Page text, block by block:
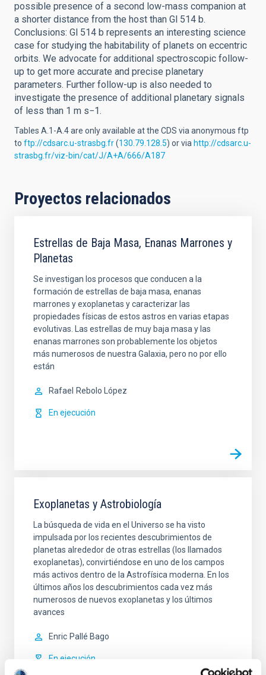
possible presence of a second low-mass companion at
a shorter distance from the host than Gl 514 b.
Conclusions: Gl 514 b represents an interesting science
case for studying the habitability of planets on eccentric
orbits. We advocate for additional spectroscopic follow-
up to get more accurate and precise planetary
parameters. Further follow-up is also needed to
investigate the presence of additional planetary signals
of less than 1 m s−1.
Tables A.1-A.4 are only available at the CDS via anonymous ftp
to ftp://cdsarc.u-strasbg.fr(130.79.128.5) or via http://cdsarc.u-
strasbg.fr/viz-bin/cat/J/A+A/666/A187
Proyectos relacionados
Estrellas de Baja Masa, Enanas Marrones y
Planetas
Se investigan los procesos que conducen a la
formación de estrellas de baja masa, enanas
marrones y exoplanetas y caracterizar las
propiedades físicas de estos astros en varias etapas
evolutivas. Las estrellas de muy baja masa y las
enanas marrones son probablemente los objetos
más numerosos de nuestra Galaxia, pero no por ello
están
Rafael Rebolo López
En ejecución
Exoplanetas y Astrobiología
La búsqueda de vida en el Universo se ha visto
impulsada por los recientes descubrimientos de
planetas alrededor de otras estrellas (los llamados
exoplanetas), convirtiéndose en uno de los campos
más activos dentro de la Astrofísica moderna. En los
últimos años los descubrimientos cada vez más
numerosos de nuevos exoplanetas y los últimos
avances
Enric Pallé Bago
En ejecución